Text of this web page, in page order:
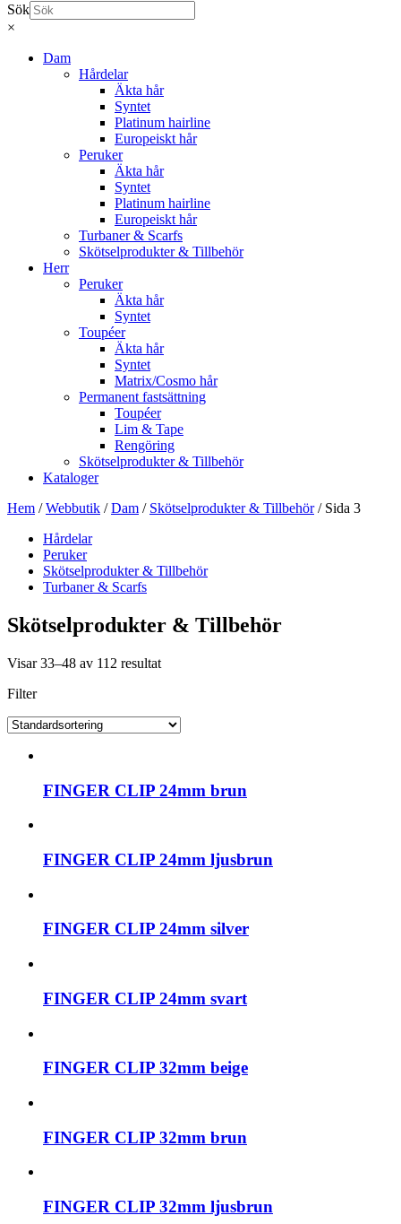
Sök
×
Dam
Hårdelar
Äkta hår
Syntet
Platinum hairline
Europeiskt hår
Peruker
Äkta hår
Syntet
Platinum hairline
Europeiskt hår
Turbaner & Scarfs
Skötselprodukter & Tillbehör
Herr
Peruker
Äkta hår
Syntet
Toupéer
Äkta hår
Syntet
Matrix/Cosmo hår
Permanent fastsättning
Toupéer
Lim & Tape
Rengöring
Skötselprodukter & Tillbehör
Kataloger
Hem /Webbutik /Dam / Skötselprodukter & Tillbehör/ Sida 3
Hårdelar
Peruker
Skötselprodukter & Tillbehör
Turbaner & Scarfs
Skötselprodukter & Tillbehör
Visar 33–48 av 112 resultat
Filter
FINGER CLIP 24mm brun
FINGER CLIP 24mm ljusbrun
FINGER CLIP 24mm silver
FINGER CLIP 24mm svart
FINGER CLIP 32mm beige
FINGER CLIP 32mm brun
FINGER CLIP 32mm ljusbrun